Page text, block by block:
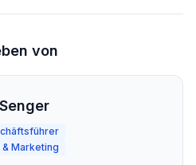
von
Marketing